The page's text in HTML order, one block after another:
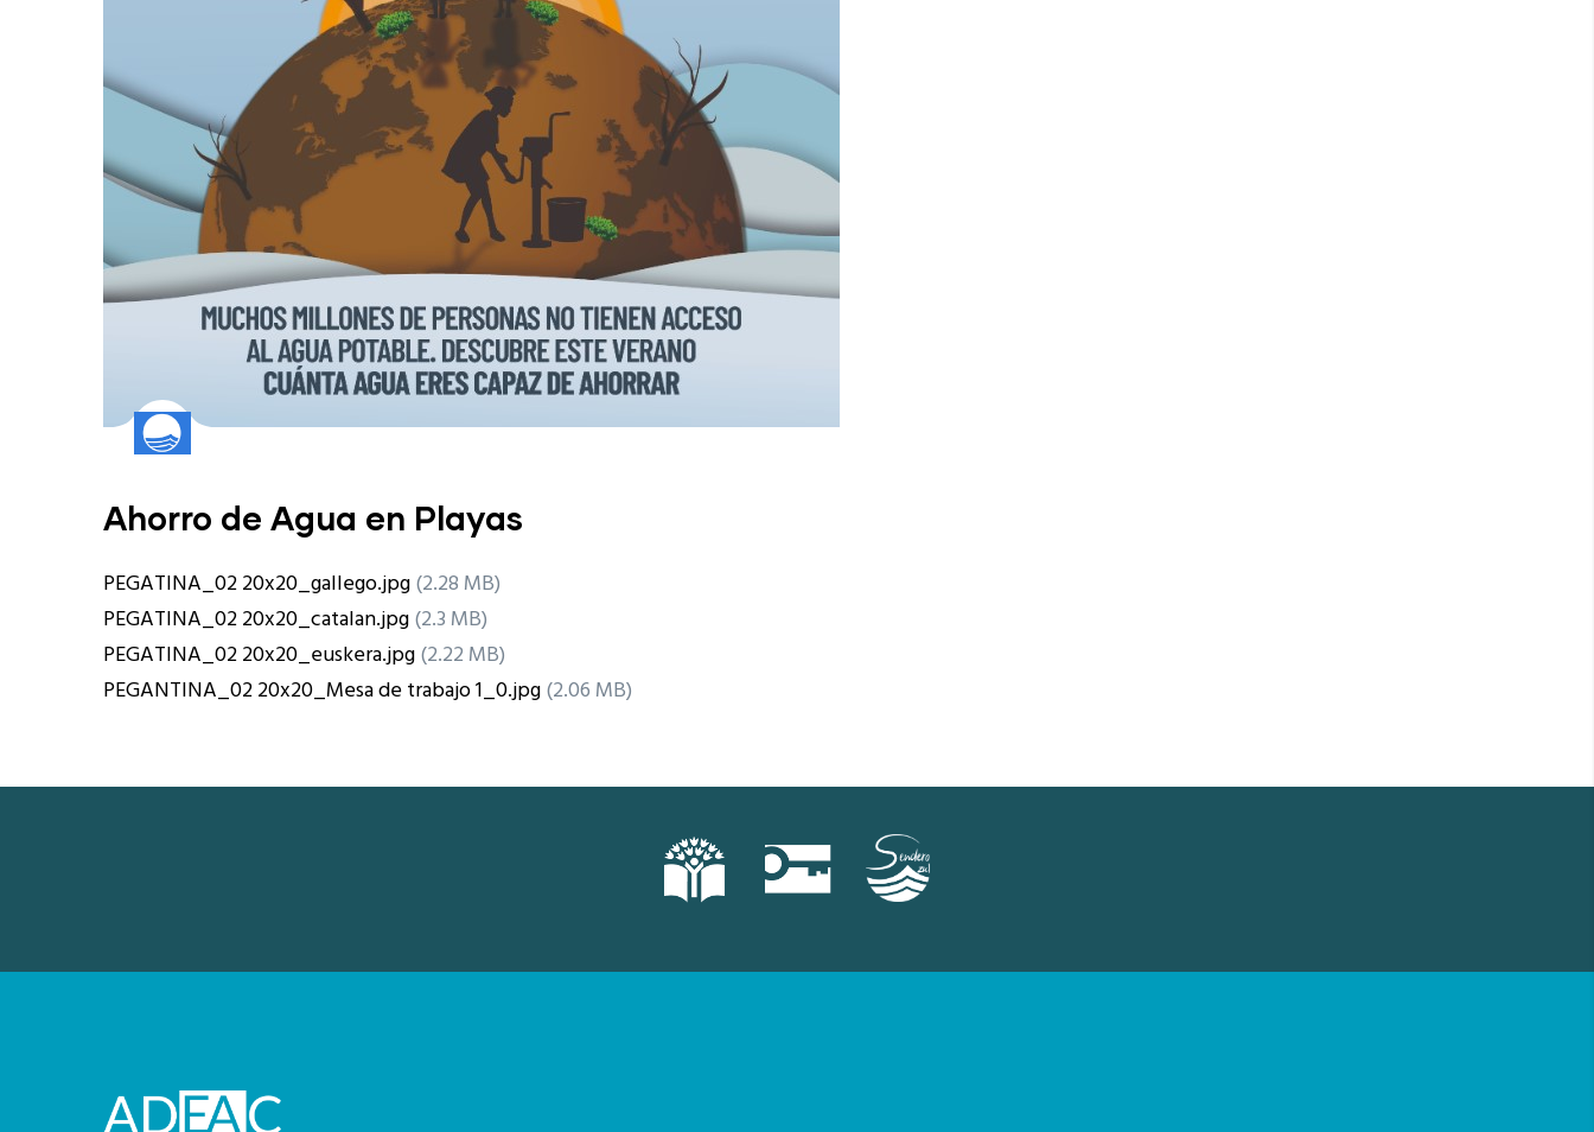
Ahorro de Agua en Playas
PEGATINA_02 20x20_gallego.jpg(2.28 MB)
PEGATINA_02 20x20_catalan.jpg(2.3 MB)
PEGATINA_02 20x20_euskera.jpg(2.22 MB)
PEGANTINA_02 20x20_Mesa de trabajo 1_0.jpg(2.06 MB)